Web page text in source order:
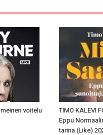
voitelu
TIMO KALEVI
Eppu
tarina (Like)